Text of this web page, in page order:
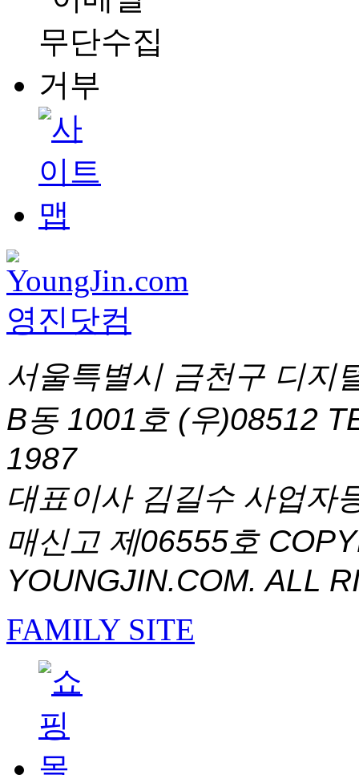
서울특별시 금천구 디지
B동 1001호 (우)08512
1987
대표이사 김길수 사업자
매신고 제06555호
YOUNGJIN.COM. ALL
FAMILY SITE